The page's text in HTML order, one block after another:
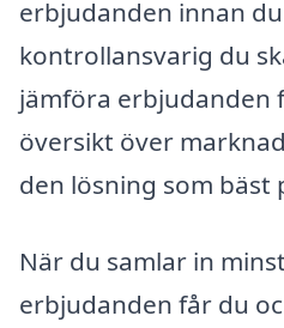
erbjudanden innan
kontrollansvarig du
jämföra erbjudanden
översikt över
den lösning som bäst
När du samlar in
erbjudanden får du